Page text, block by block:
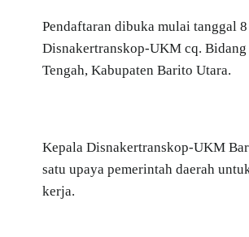
Pendaftaran dibuka mulai tanggal
Disnakertranskop-UKM cq. Bidang
Tengah, Kabupaten Barito Utara.
Kepala Disnakertranskop-UKM
satu upaya pemerintah daerah
kerja.